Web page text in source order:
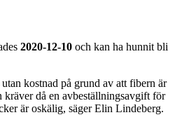
2020-12-10 och kan ha hunnit bli
kostnad på grund av att fibern är
kräver då en avbeställningsavgift för
är oskälig, säger Elin Lindeberg.